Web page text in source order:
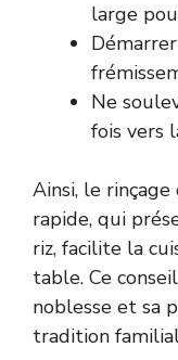
large
Ne
fois vers
Ainsi, le
rapide, qui
riz, facilite la
table. Ce
noblesse et sa
tradition